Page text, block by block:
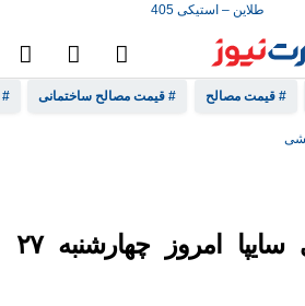
# قیمت مصالح # قیمت مصالح ساختمانی #
قیمت خودرو‌های سایپا امروز چهارشنبه ۲۷